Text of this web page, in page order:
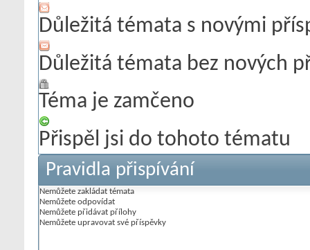
Důležitá témata s novými
Důležitá témata bez nových
Téma je zamčeno
Přispěl jsi do tohoto tématu
Pravidla přispívání
Nemůžete zakládat témata
Nemůžete odpovídat
Nemůžete přidávat přílohy
Nemůžete upravovat své příspěvky